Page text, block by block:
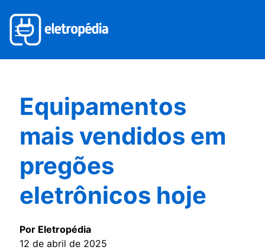
Equipamentos
mais vendidos em
pregões
eletrônicos hoje
Por Eletropédia
12 de abril de 2025